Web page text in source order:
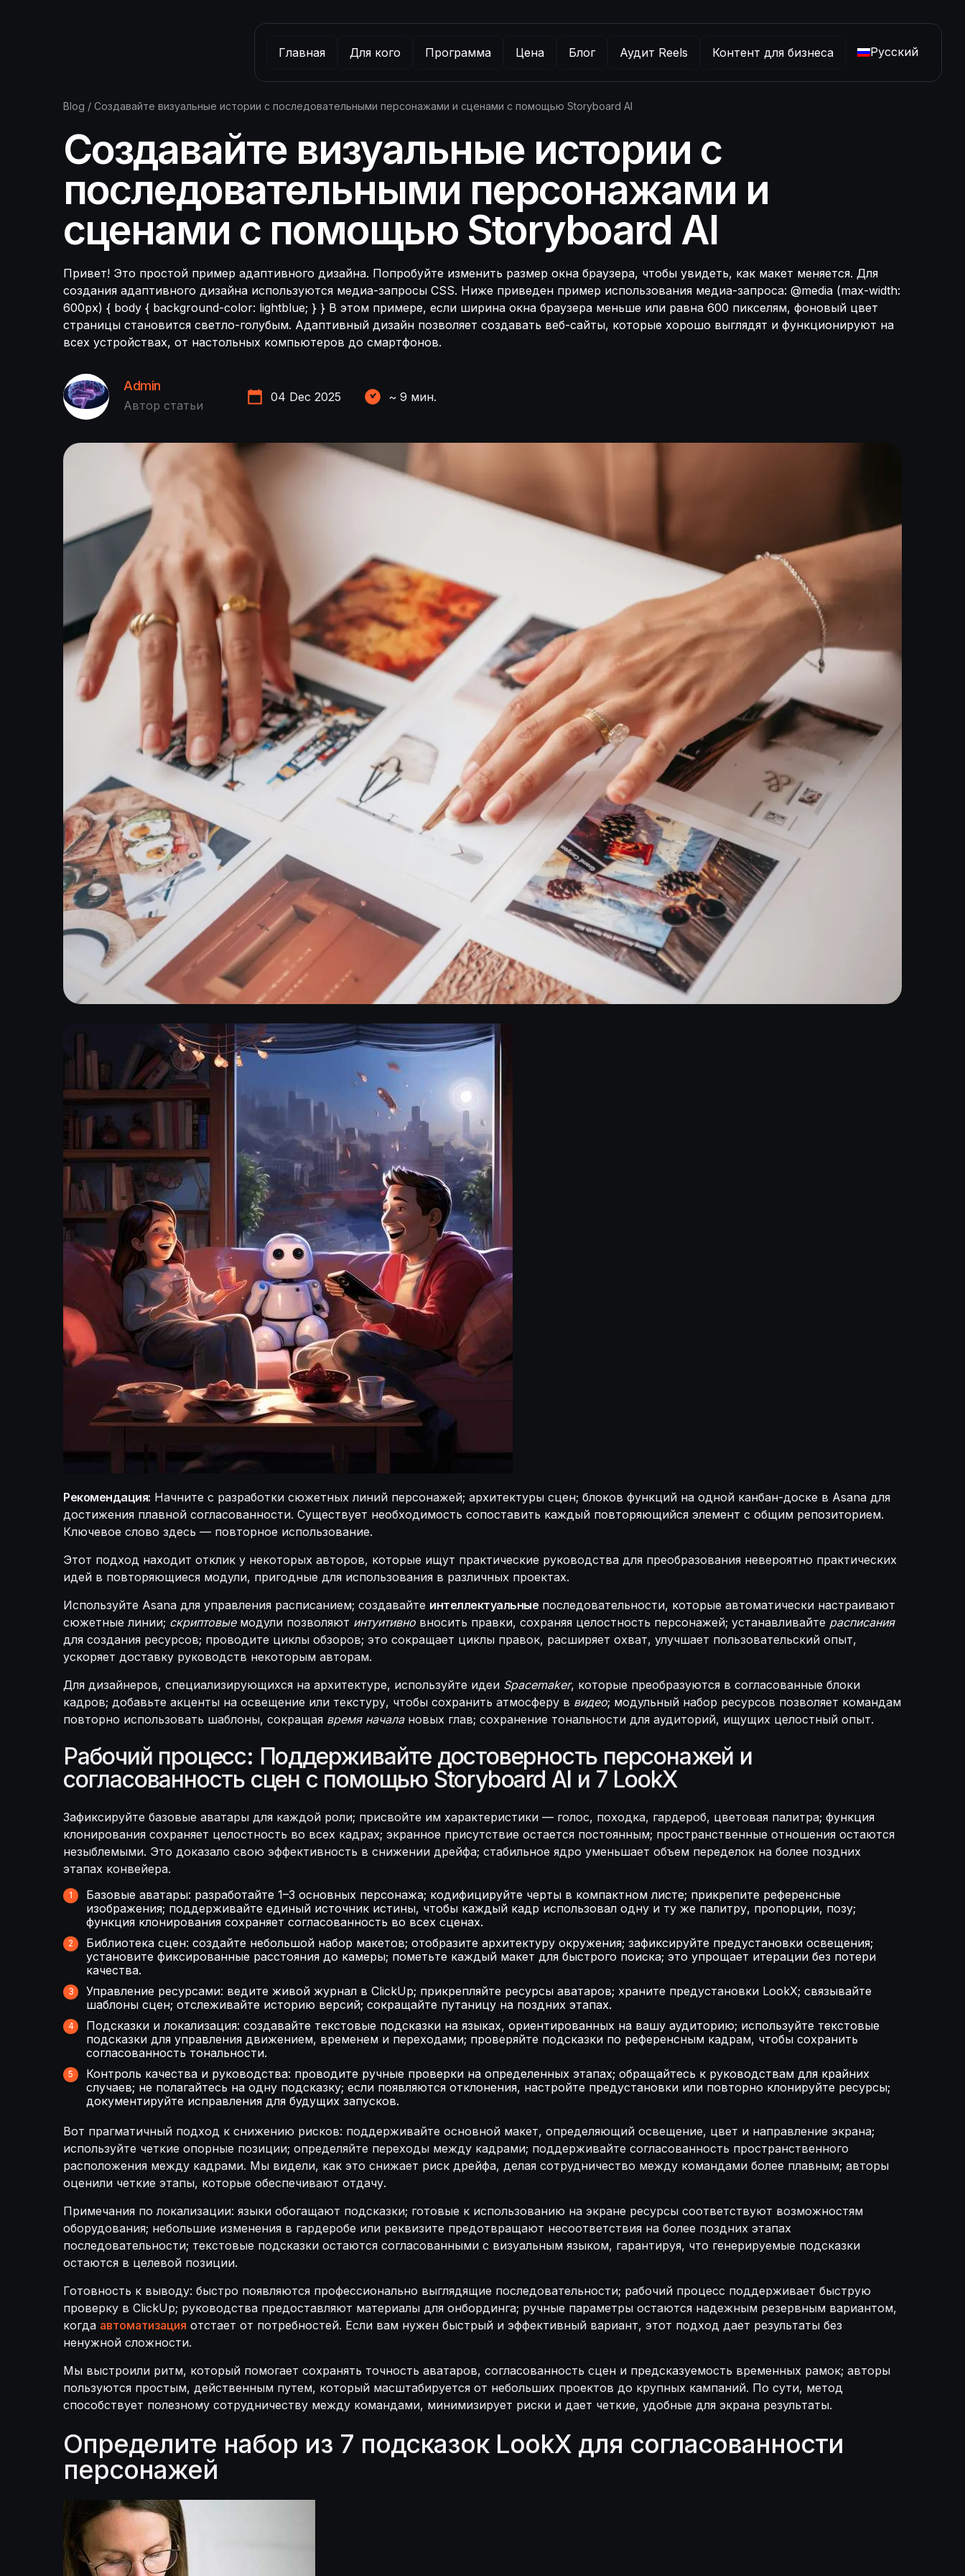
Главная Для кого Программа Цена Блог Аудит Reels Контент для бизнеса Русский
Blog / Создавайте визуальные истории с последовательными персонажами и сценами с помощью Storyboard AI
Создавайте визуальные истории с
последовательными персонажами и
сценами с помощью Storyboard AI
Привет! Это простой пример адаптивного дизайна. Попробуйте изменить размер окна браузера, чтобы увидеть, как макет меняется. Для
создания адаптивного дизайна используются медиа-запросы CSS. Ниже приведен пример использования медиа-запроса: @media (max-width:
600px) { body { background-color: lightblue; } } В этом примере, если ширина окна браузера меньше или равна 600 пикселям, фоновый цвет
страницы становится светло-голубым. Адаптивный дизайн позволяет создавать веб-сайты, которые хорошо выглядят и функционируют на
всех устройствах, от настольных компьютеров до смартфонов.
Admin
Автор статьи
04 Dec 2025 ~ 9 мин.
Рекомендация: Начните с разработки сюжетных линий персонажей; архитектуры сцен; блоков функций на одной канбан-доске в Asana для
достижения плавной согласованности. Существует необходимость сопоставить каждый повторяющийся элемент с общим репозиторием.
Ключевое слово здесь — повторное использование.
Этот подход находит отклик у некоторых авторов, которые ищут практические руководства для преобразования невероятно практических
идей в повторяющиеся модули, пригодные для использования в различных проектах.
Используйте Asana для управления расписанием; создавайте интеллектуальные последовательности, которые автоматически настраивают
сюжетные линии; скриптовыемодули позволяют интуитивно вносить правки, сохраняя целостность персонажей; устанавливайте расписания
для создания ресурсов; проводите циклы обзоров; это сокращает циклы правок, расширяет охват, улучшает пользовательский опыт,
ускоряет доставку руководств некоторым авторам.
Для дизайнеров, специализирующихся на архитектуре, используйте идеи Spacemaker, которые преобразуются в согласованные блоки
кадров; добавьте акценты на освещение или текстуру, чтобы сохранить атмосферу в видео; модульный набор ресурсов позволяет командам
повторно использовать шаблоны, сокращая время началановых глав; сохранение тональности для аудиторий, ищущих целостный опыт.
Рабочий процесс: Поддерживайте достоверность персонажей и
согласованность сцен с помощью Storyboard AI и 7 LookX
Зафиксируйте базовые аватары для каждой роли; присвойте им характеристики — голос, походка, гардероб, цветовая палитра; функция
клонирования сохраняет целостность во всех кадрах; экранное присутствие остается постоянным; пространственные отношения остаются
незыблемыми. Это доказало свою эффективность в снижении дрейфа; стабильное ядро уменьшает объем переделок на более поздних
этапах конвейера.
Базовые аватары: разработайте 1–3 основных персонажа; кодифицируйте черты в компактном листе; прикрепите референсные
изображения; поддерживайте единый источник истины, чтобы каждый кадр использовал одну и ту же палитру, пропорции, позу;
функция клонирования сохраняет согласованность во всех сценах.
Библиотека сцен: создайте небольшой набор макетов; отобразите архитектуру окружения; зафиксируйте предустановки освещения;
установите фиксированные расстояния до камеры; пометьте каждый макет для быстрого поиска; это упрощает итерации без потери
качества.
Управление ресурсами: ведите живой журнал в ClickUp; прикрепляйте ресурсы аватаров; храните предустановки LookX; связывайте
шаблоны сцен; отслеживайте историю версий; сокращайте путаницу на поздних этапах.
Подсказки и локализация: создавайте текстовые подсказки на языках, ориентированных на вашу аудиторию; используйте текстовые
подсказки для управления движением, временем и переходами; проверяйте подсказки по референсным кадрам, чтобы сохранить
согласованность тональности.
Контроль качества и руководства: проводите ручные проверки на определенных этапах; обращайтесь к руководствам для крайних
случаев; не полагайтесь на одну подсказку; если появляются отклонения, настройте предустановки или повторно клонируйте ресурсы;
документируйте исправления для будущих запусков.
Вот прагматичный подход к снижению рисков: поддерживайте основной макет, определяющий освещение, цвет и направление экрана;
используйте четкие опорные позиции; определяйте переходы между кадрами; поддерживайте согласованность пространственного
расположения между кадрами. Мы видели, как это снижает риск дрейфа, делая сотрудничество между командами более плавным; авторы
оценили четкие этапы, которые обеспечивают отдачу.
Примечания по локализации: языки обогащают подсказки; готовые к использованию на экране ресурсы соответствуют возможностям
оборудования; небольшие изменения в гардеробе или реквизите предотвращают несоответствия на более поздних этапах
последовательности; текстовые подсказки остаются согласованными с визуальным языком, гарантируя, что генерируемые подсказки
остаются в целевой позиции.
Готовность к выводу: быстро появляются профессионально выглядящие последовательности; рабочий процесс поддерживает быструю
проверку в ClickUp; руководства предоставляют материалы для онбординга; ручные параметры остаются надежным резервным вариантом,
когда автоматизация отстает от потребностей. Если вам нужен быстрый и эффективный вариант, этот подход дает результаты без
ненужной сложности.
Мы выстроили ритм, который помогает сохранять точность аватаров, согласованность сцен и предсказуемость временных рамок; авторы
пользуются простым, действенным путем, который масштабируется от небольших проектов до крупных кампаний. По сути, метод
способствует полезному сотрудничеству между командами, минимизирует риски и дает четкие, удобные для экрана результаты.
Определите набор из 7 подсказок LookX для согласованности
персонажей